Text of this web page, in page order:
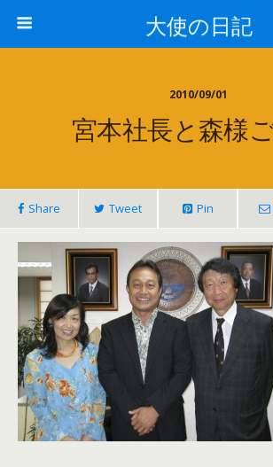
大使の日記
2010/09/01
宮本社長と森様
Share Tweet Pin